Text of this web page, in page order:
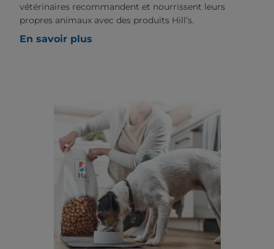
vétérinaires recommandent et nourrissent leurs
propres animaux avec des produits Hill’s.
En savoir plus